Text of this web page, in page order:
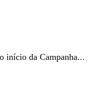
início da Campanha...